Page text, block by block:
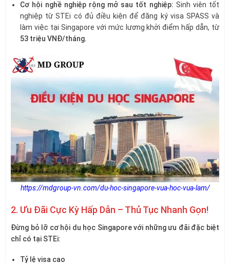
Cơ hội nghề nghiệp rộng mở sau tốt nghiệp: Sinh viên tốt
nghiệp từ STEi có đủ điều kiện để đăng ký visa SPASS và
làm việc tại Singapore với mức lương khởi điểm hấp dẫn, từ
53 triệu VNĐ/tháng.
https://mdgroup-vn.com/du-hoc-singapore-vua-hoc-vua-lam/
2. Ưu Đãi Cực Kỳ Hấp Dẫn – Thủ Tục Nhanh Gọn!
Đừng bỏ lỡ cơ hội du học Singapore với những ưu đãi đặc biệt
chỉ có tại STEi:
Tỷ lệ visa cao